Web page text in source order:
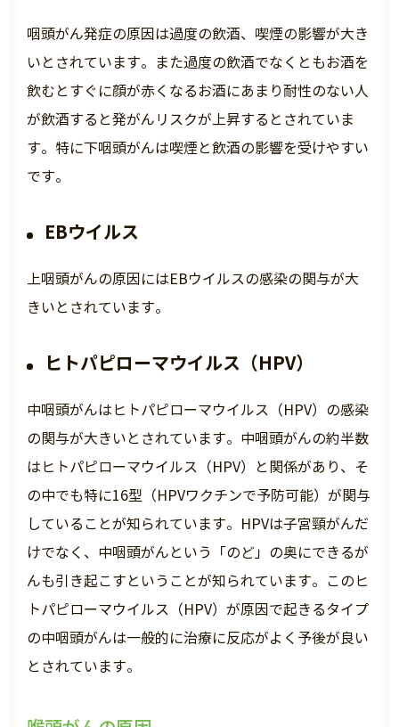
咽頭がん発症の原因は過度の飲酒、喫煙の影響が大き
いとされています。また過度の飲酒でなくともお酒を
飲むとすぐに顔が赤くなるお酒にあまり耐性のない人
が飲酒すると発がんリスクが上昇するとされていま
す。特に下咽頭がんは喫煙と飲酒の影響を受けやすい
です。
EBウイルス
上咽頭がんの原因にはEBウイルスの感染の関与が大
きいとされています。
ヒトパピローマウイルス（HPV）
中咽頭がんはヒトパピローマウイルス（HPV）の感染
の関与が大きいとされています。中咽頭がんの約半数
はヒトパピローマウイルス（HPV）と関係があり、そ
の中でも特に16型（HPVワクチンで予防可能）が関与
していることが知られています。HPVは子宮頸がんだ
けでなく、中咽頭がんという「のど」の奥にできるが
んも引き起こすということが知られています。このヒ
トパピローマウイルス（HPV）が原因で起きるタイプ
の中咽頭がんは一般的に治療に反応がよく予後が良い
とされています。